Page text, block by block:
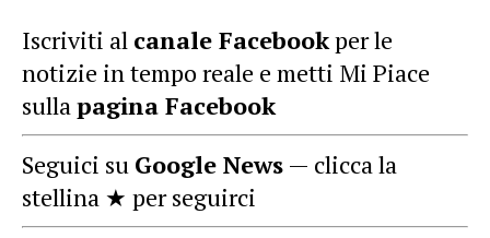
Iscriviti al canale Facebookper le
notizie in tempo reale e metti Mi Piace
sullapagina Facebook
Seguici su Google News — clicca la
stellina ★ per seguirci